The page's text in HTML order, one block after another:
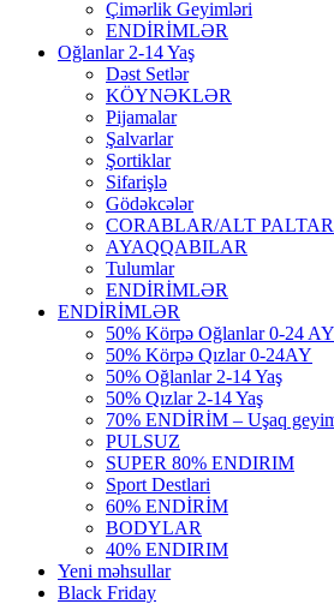
Çimərlik Geyimləri
ENDİRİMLƏR
Oğlanlar 2-14 Yaş
Dəst Setlər
KÖYNƏKLƏR
Pijamalar
Şalvarlar
Şortiklar
Sifarişlə
Gödəkcələr
CORABLAR/ALT
AYAQQABILAR
Tulumlar
ENDİRİMLƏR
ENDİRİMLƏR
50% Körpə Oğlanlar 0-24 AY
50% Körpə Qızlar 0-24AY
50% Oğlanlar 2-14 Yaş
50% Qızlar 2-14 Yaş
70% ENDİRİM – Uşaq
PULSUZ
SUPER 80% ENDIRIM
Sport Destlari
60% ENDİRİM
BODYLAR
40% ENDIRIM
Yeni məhsullar
Black Friday